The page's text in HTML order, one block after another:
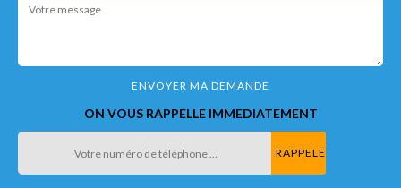
ON VOUS RAPPELLE IMMEDIATEMENT